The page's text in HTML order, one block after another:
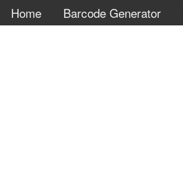
Home Barcode Generator